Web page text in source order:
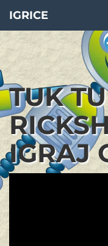
IGRICE
TUK
IGRAJ